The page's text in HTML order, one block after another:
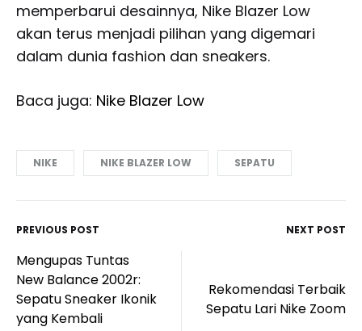
memperbarui desainnya, Nike Blazer Low
akan terus menjadi pilihan yang digemari
dalam dunia fashion dan sneakers.
Baca juga: Nike Blazer Low
NIKE NIKE BLAZER LOW SEPATU
Post
navigation
PREVIOUS POST NEXT POST
Mengupas Tuntas
New Balance 2002r:
Sepatu Sneaker Ikonik
yang Kembali
Rekomendasi Terbaik
Sepatu Lari Nike Zoom